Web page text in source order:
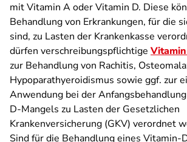
mit Vitamin A oder Vitamin D. Diese
Behandlung von Erkrankungen, für die
sind, zu Lasten der Krankenkasse
dürfen verschreibungspflichtige
zur Behandlung von Rachitis,
Hypoparathyeroidismus sowie ggf. zur
Anwendung bei der
D-Mangels zu Lasten der Gesetzlichen
Krankenversicherung (GKV) verordnet
Sind für die Behandlung eines Vitamin-